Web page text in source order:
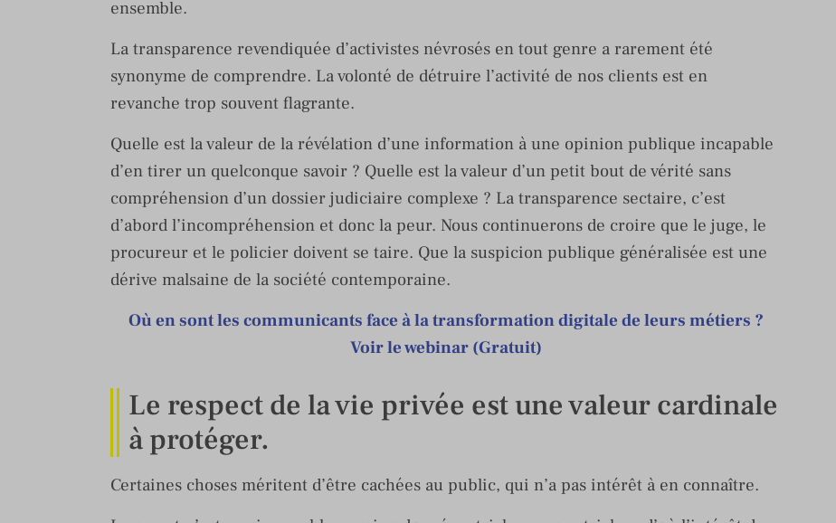
ensemble.
La transparence revendiquée d’activistes névrosés en tout genre a rarement été
synonyme de comprendre. La volonté de détruire l’activité de nos clients est en
revanche trop souvent flagrante.
Quelle est la valeur de la révélation d’une information à une opinion publique incapable
d’en tirer un quelconque savoir ? Quelle est la valeur d’un petit bout de vérité sans
compréhension d’un dossier judiciaire complexe ? La transparence sectaire, c’est
d’abord l’incompréhension et donc la peur. Nous continuerons de croire que le juge, le
procureur et le policier doivent se taire. Que la suspicion publique généralisée est une
dérive malsaine de la société contemporaine.
Où en sont les communicants face à la transformation digitale de leurs métiers ?
Voir le webinar (Gratuit)
Le respect de la vie privée est une valeur cardinale
à protéger.
Certaines choses méritent d’être cachées au public, qui n’a pas intérêt à en connaître.